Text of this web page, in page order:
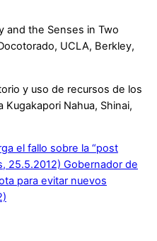
and the Senses in Two
UCLA, Berkley,
y uso de recursos de los
Nahua, Shinai,
el fallo sobre la “post
25.5.2012) Gobernador de
para evitar nuevos